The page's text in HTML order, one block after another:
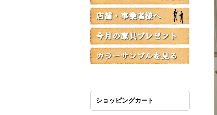
ショッピングカート